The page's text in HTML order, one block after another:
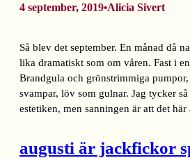
4 september, 2019•Alicia Sivert
Så blev det september. En månad då
lika dramatiskt som om våren. Fast i
Brandgula och grönstrimmiga
svampar, löv som gulnar. Jag tycker
estetiken, men sanningen är att det
augusti är jackfickor